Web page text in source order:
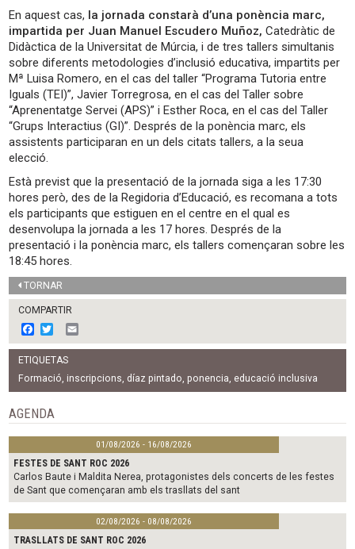
En aquest cas, la jornada constarà d’una ponència marc,
impartida per Juan Manuel Escudero Muñoz, Catedràtic de
Didàctica de la Universitat de Múrcia, i de tres tallers simultanis
sobre diferents metodologies d’inclusió educativa, impartits per
Mª Luisa Romero, en el cas del taller “Programa Tutoria entre
Iguals (TEI)”, Javier Torregrosa, en el cas del Taller sobre
“Aprenentatge Servei (APS)” i Esther Roca, en el cas del Taller
“Grups Interactius (GI)”. Després de la ponència marc, els
assistents participaran en un dels citats tallers, a la seua
elecció.
Està previst que la presentació de la jornada siga a les 17:30
hores però, des de la Regidoria d’Educació, es recomana a tots
els participants que estiguen en el centre en el qual es
desenvolupa la jornada a les 17 hores. Després de la
presentació i la ponència marc, els tallers començaran sobre les
18:45 hores.
TORNAR
COMPARTIR
F
a
c
e
b
o
o
k
w
i
t
t
e
m
a
l
ETIQUETAS
Formació, inscripcions, díaz pintado, ponencia, educació inclusiva
AGENDA
01/08/2026 - 16/08/2026
FESTES DE SANT ROC 2026
Carlos Baute i Maldita Nerea, protagonistes dels concerts de les festes
de Sant que començaran amb els trasllats del sant
02/08/2026 - 08/08/2026
TRASLLATS DE SANT ROC 2026